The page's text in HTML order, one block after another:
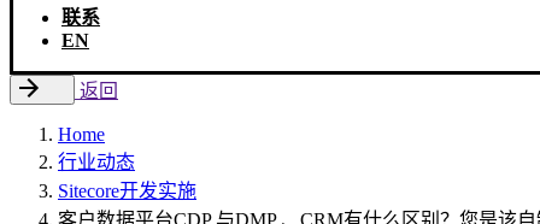
联系
EN
返回
Home
行业动态
Sitecore开发实施
客户数据平台CDP 与DMP 、CRM有什么区别？您是该